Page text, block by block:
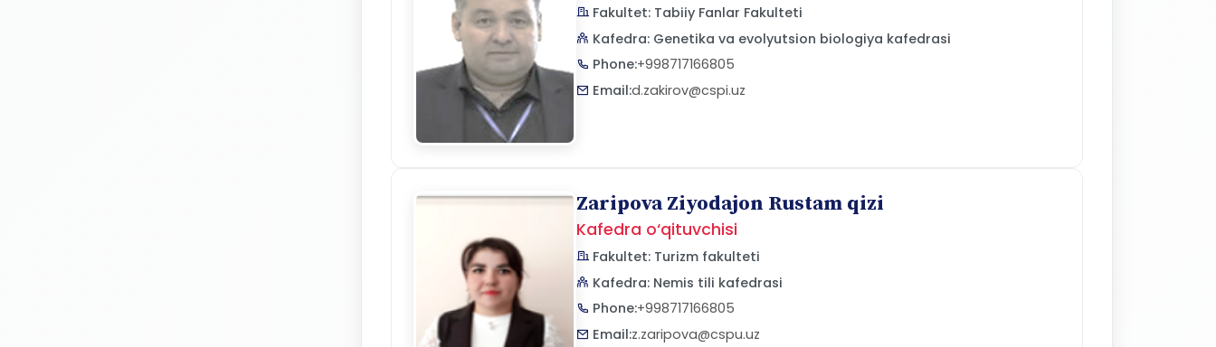
Fakultet: Tabiiy Fanlar Fakulteti
Kafedra: Genetika va evolyutsion biologiya kafedrasi
Phone:+998717166805
Email:d.zakirov@cspi.uz
Zaripova Ziyodajon Rustam qizi
Kafedra o‘qituvchisi
Fakultet: Turizm fakulteti
Kafedra: Nemis tili kafedrasi
Phone:+998717166805
Email:z.zaripova@cspu.uz